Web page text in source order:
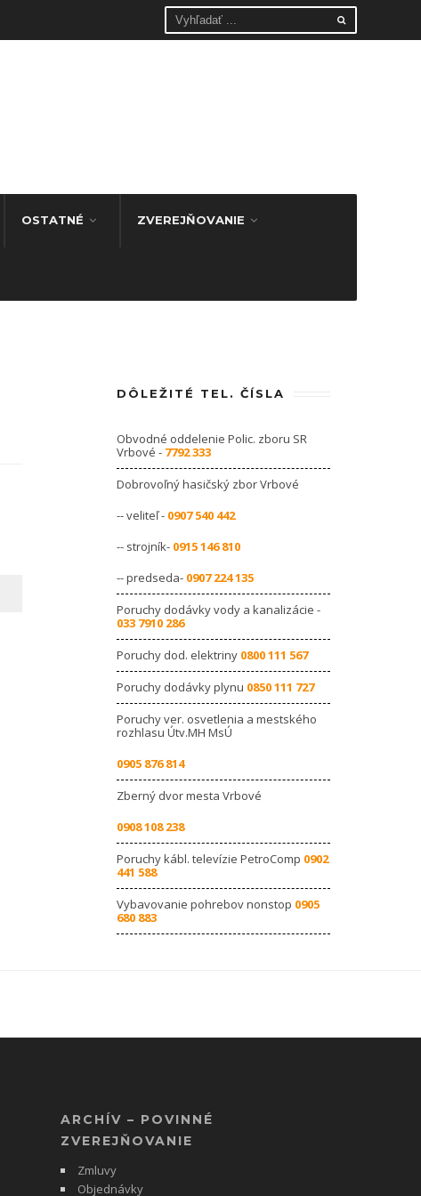
OSTATNÉ ZVEREJŇOVANIE
DÔLEŽITÉ TEL. ČÍSLA
Obvodné oddelenie Polic. zboru SR
Vrbové - 7792 333
Dobrovoľný hasičský zbor Vrbové
-- veliteľ - 0907 540 442
-- strojník- 0915 146 810
-- predseda- 0907 224 135
Poruchy dodávky vody a kanalizácie -
033 7910 286
Poruchy dod. elektriny 0800 111 567
Poruchy dodávky plynu 0850 111 727
Poruchy ver. osvetlenia a mestského
rozhlasu Útv.MH MsÚ
0905 876 814
Zberný dvor mesta Vrbové
0908 108 238
Poruchy kábl. televízie PetroComp 0902
441 588
Vybavovanie pohrebov nonstop 0905
680 883
ARCHÍV – POVINNÉ
ZVEREJŇOVANIE
Zmluvy
Objednávky